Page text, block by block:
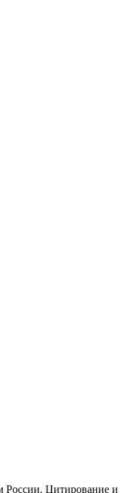
России. Цитирование и